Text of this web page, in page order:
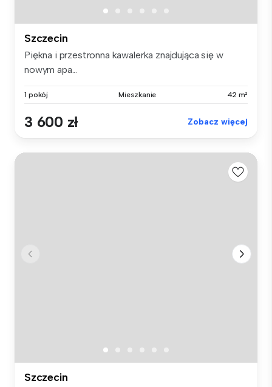
Szczecin
Piękna i przestronna kawalerka znajdująca się w
nowym apa...
1 pokój Mieszkanie 42 m²
3 600 zł Zobacz więcej
Szczecin